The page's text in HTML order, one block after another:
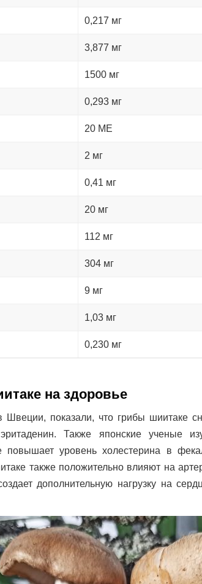
0,217 мг
3,877 мг
1500 мг
0,293 мг
20 МЕ
2 мг
0,41 мг
20 мг
112 мг
304 мг
9 мг
1,03 мг
0,230 мг
на здоровье
показали, что грибы шиитаке
Также японские ученые
повышает уровень холестерина в
также положительно влияют на
дополнительную нагрузку на